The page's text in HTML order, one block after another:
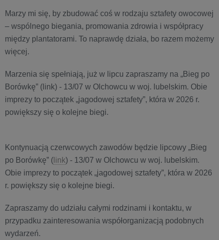
Marzy mi się, by zbudować coś w rodzaju sztafety owocowej
– wspólnego biegania, promowania zdrowia i współpracy
między plantatorami. To naprawdę działa, bo razem możemy
więcej.
Marzenia się spełniają, już w lipcu zapraszamy na „Bieg po
Borówkę” (link) - 13/07 w Olchowcu w woj. lubelskim. Obie
imprezy to początek „jagodowej sztafety”, która w 2026 r.
powiększy się o kolejne biegi.
Kontynuacją czerwcowych zawodów będzie lipcowy „Bieg
po Borówkę” ( link) - 13/07 w Olchowcu w woj. lubelskim.
Obie imprezy to początek „jagodowej sztafety”, która w 2026
r. powiększy się o kolejne biegi.
Zapraszamy do udziału całymi rodzinami i kontaktu, w
przypadku zainteresowania współorganizacją podobnych
wydarzeń.